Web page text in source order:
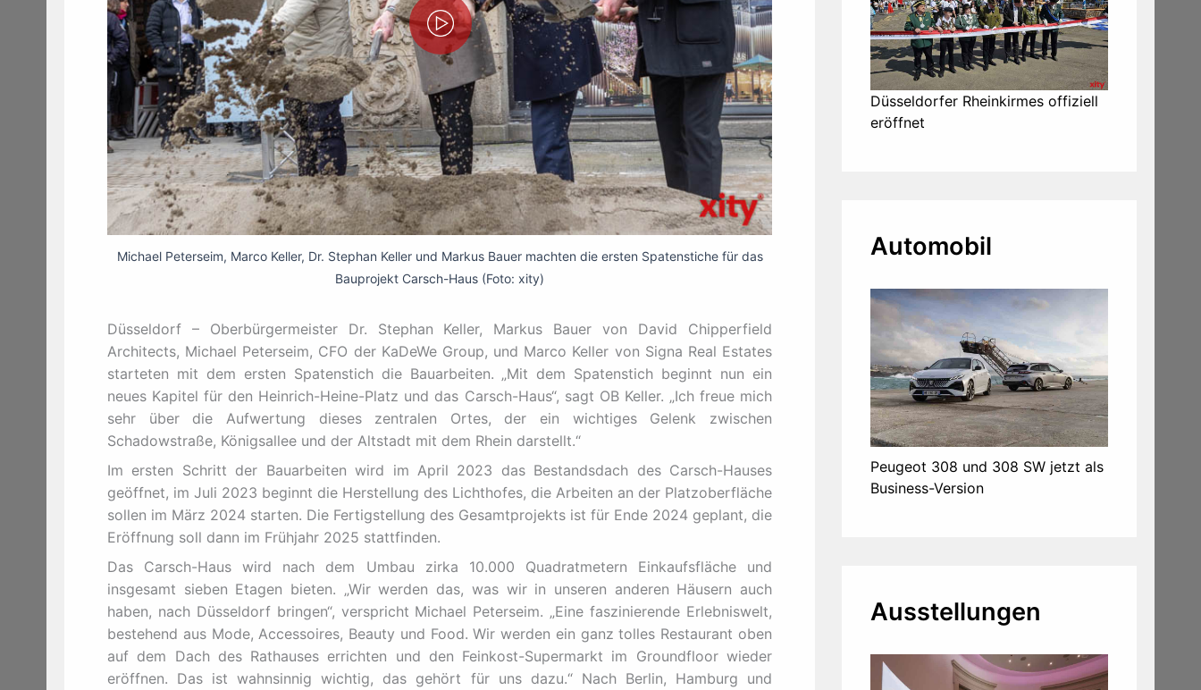
Michael Peterseim, Marco Keller, Dr. Stephan Keller und Markus Bauer machten die ersten Spatenstiche für das
Bauprojekt Carsch-Haus (Foto: xity)
Düsseldorf – Oberbürgermeister Dr. Stephan Keller, Markus Bauer von David Chipperfield
Architects, Michael Peterseim, CFO der KaDeWe Group, und Marco Keller von Signa Real Estates
starteten mit dem ersten Spatenstich die Bauarbeiten. „Mit dem Spatenstich beginnt nun ein
neues Kapitel für den Heinrich-Heine-Platz und das Carsch-Haus“, sagt OB Keller. „Ich freue mich
sehr über die Aufwertung dieses zentralen Ortes, der ein wichtiges Gelenk zwischen
Schadowstraße, Königsallee und der Altstadt mit dem Rhein darstellt.“
Im ersten Schritt der Bauarbeiten wird im April 2023 das Bestandsdach des Carsch-Hauses
geöffnet, im Juli 2023 beginnt die Herstellung des Lichthofes, die Arbeiten an der Platzoberfläche
sollen im März 2024 starten. Die Fertigstellung des Gesamtprojekts ist für Ende 2024 geplant, die
Eröffnung soll dann im Frühjahr 2025 stattfinden.
Das Carsch-Haus wird nach dem Umbau zirka 10.000 Quadratmetern Einkaufsfläche und
insgesamt sieben Etagen bieten. „Wir werden das, was wir in unseren anderen Häusern auch
haben, nach Düsseldorf bringen“, verspricht Michael Peterseim. „Eine faszinierende Erlebniswelt,
bestehend aus Mode, Accessoires, Beauty und Food. Wir werden ein ganz tolles Restaurant oben
auf dem Dach des Rathauses errichten und den Feinkost-Supermarkt im Groundfloor wieder
eröffnen. Das ist wahnsinnig wichtig, das gehört für uns dazu.“ Nach Berlin, Hamburg und
Düsseldorfer Rheinkirmes offiziell
eröffnet
Automobil
Peugeot 308 und 308 SW jetzt als
Business-Version
Ausstellungen